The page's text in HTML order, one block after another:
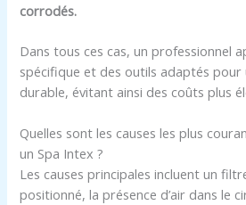
corrodés.
Dans tous ces cas, un professionnel
spécifique et des outils adaptés
durable, évitant ainsi des coûts plus
Quelles sont les causes les plus
un Spa Intex ?
Les causes principales incluent un
positionné, la présence d’air dans le